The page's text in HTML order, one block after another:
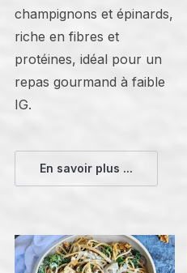
champignons et épinards,
riche en fibres et
protéines, idéal pour un
repas gourmand à faible
IG.
En savoir plus ...